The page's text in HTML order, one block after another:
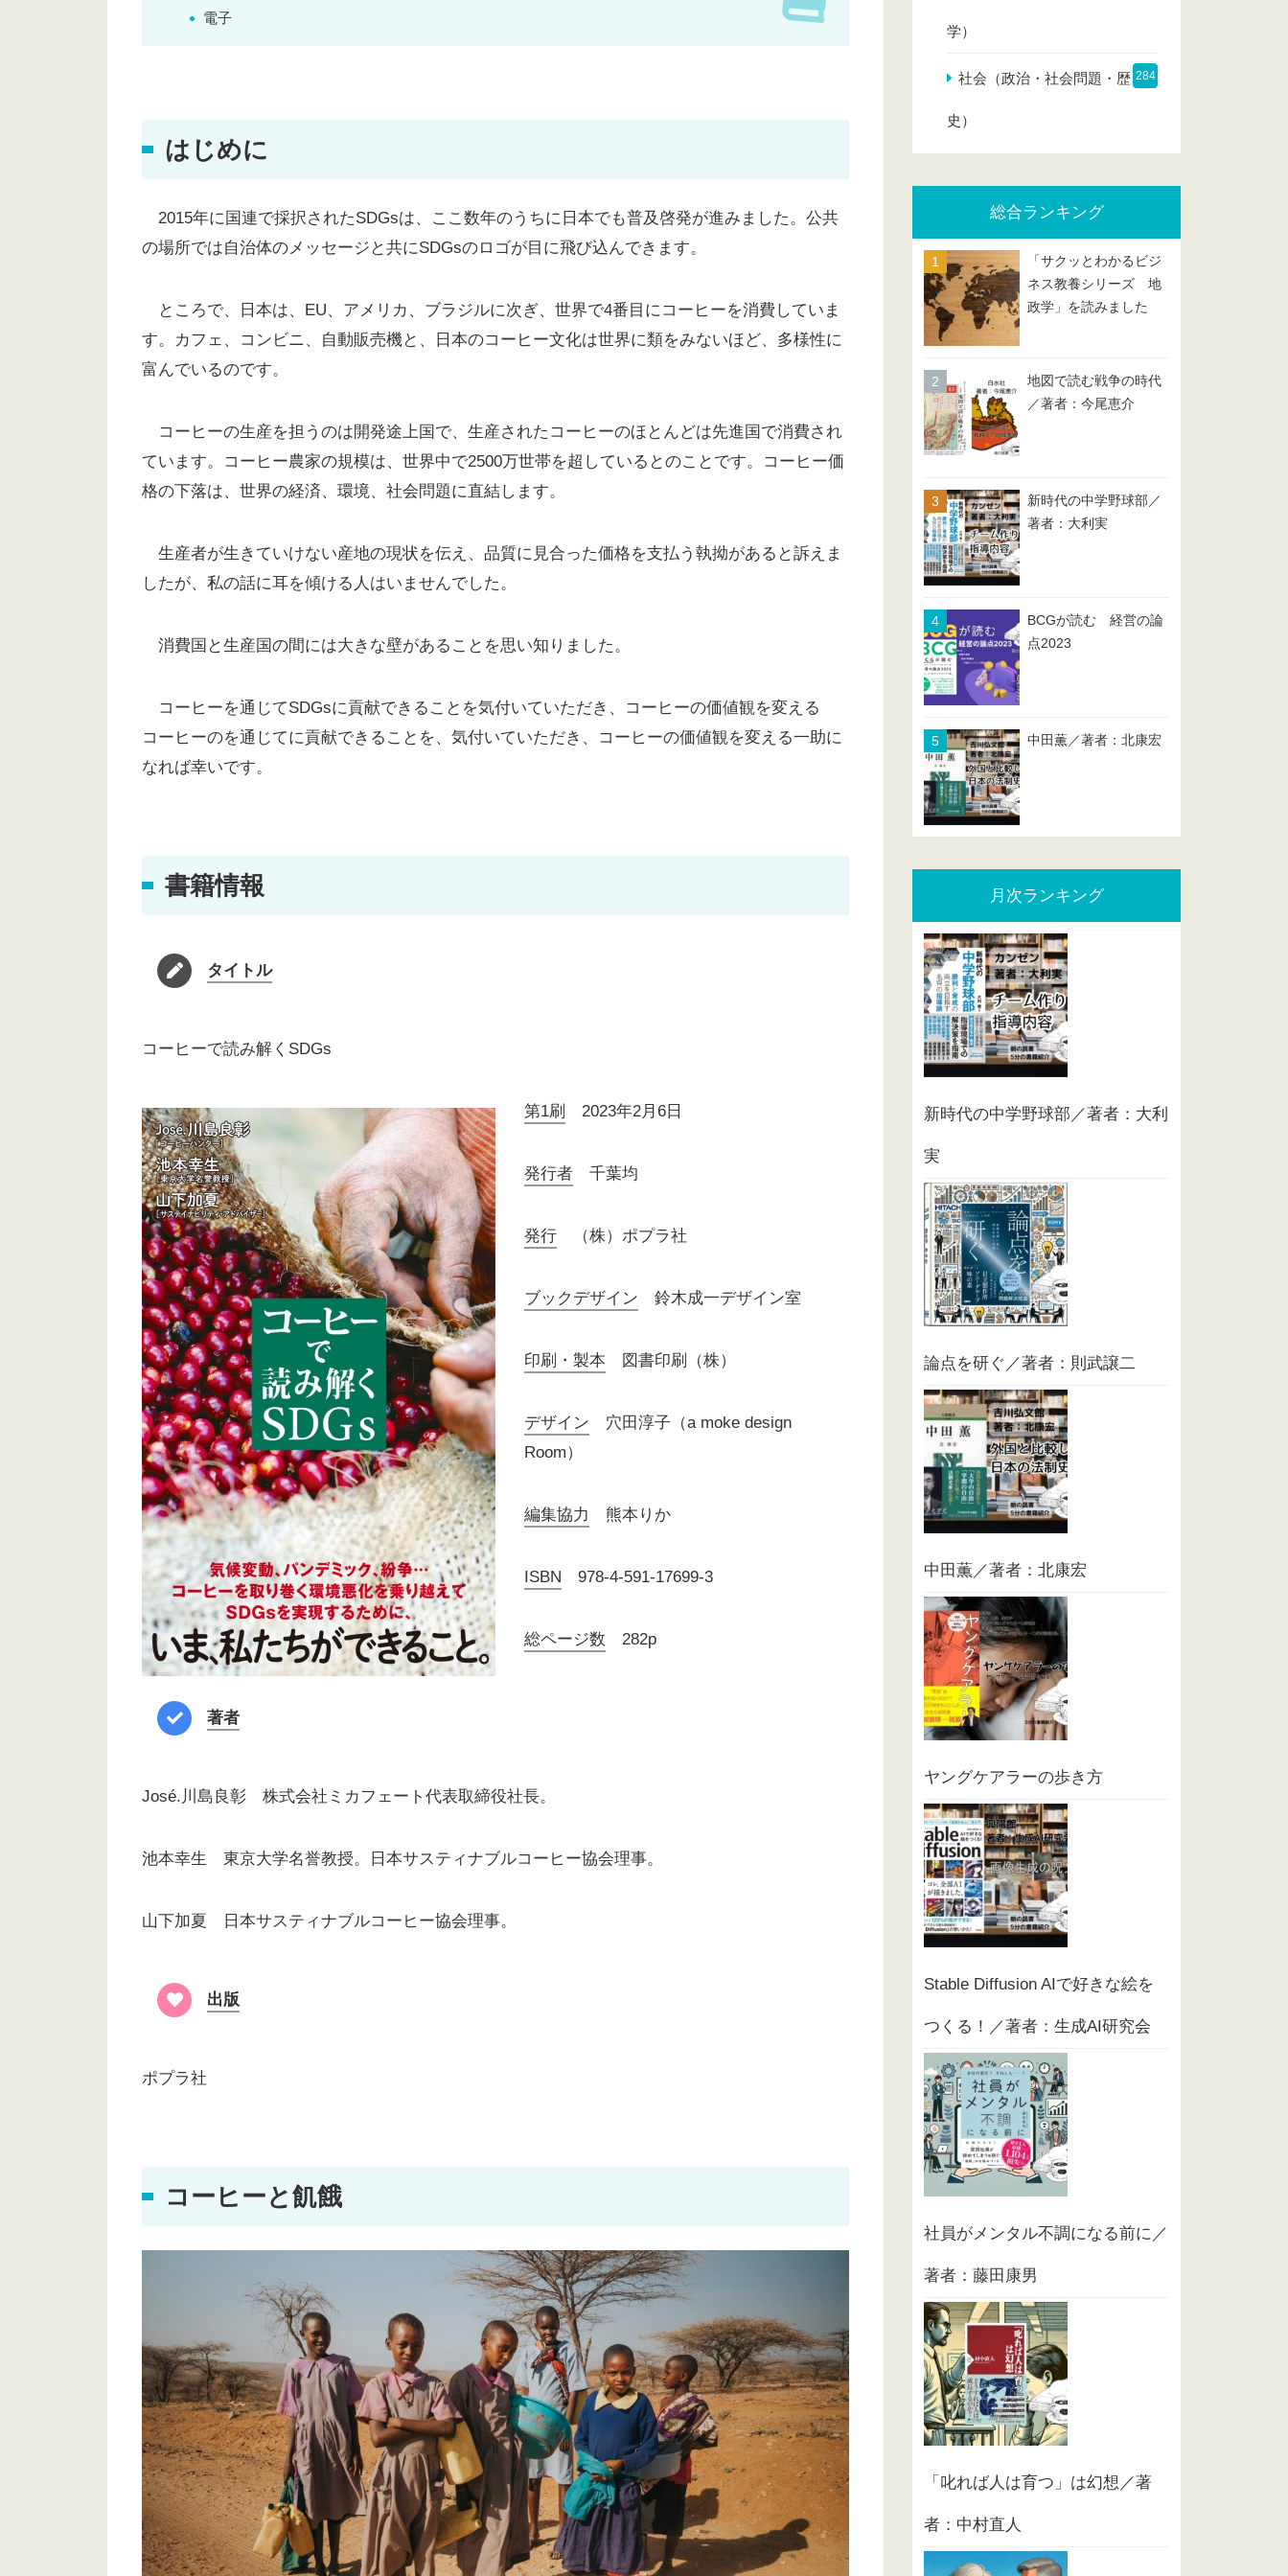
電子
はじめに
2015年に国連で採択されたSDGsは、ここ数年のうちに日本でも普及啓発が進みました。公共
の場所では自治体のメッセージと共にSDGsのロゴが目に飛び込んできます。
ところで、日本は、EU、アメリカ、ブラジルに次ぎ、世界で4番目にコーヒーを消費していま
す。カフェ、コンビニ、自動販売機と、日本のコーヒー文化は世界に類をみないほど、多様性に
富んでいるのです。
コーヒーの生産を担うのは開発途上国で、生産されたコーヒーのほとんどは先進国で消費され
ています。コーヒー農家の規模は、世界中で2500万世帯を超しているとのことです。コーヒー価
格の下落は、世界の経済、環境、社会問題に直結します。
生産者が生きていけない産地の現状を伝え、品質に見合った価格を支払う執拗があると訴えま
したが、私の話に耳を傾ける人はいませんでした。
消費国と生産国の間には大きな壁があることを思い知りました。
コーヒーを通じてSDGsに貢献できることを気付いていただき、コーヒーの価値観を変える
コーヒーのを通じてに貢献できることを、気付いていただき、コーヒーの価値観を変える一助に
なれば幸いです。
書籍情報
タイトル
コーヒーで読み解くSDGs
第1刷 2023年2月6日
発行者千葉均
発行（株）ポプラ社
ブックデザイン 鈴木成一デザイン室
印刷・製本 図書印刷（株）
デザイン 穴田淳子（a moke design
Room）
編集協力 熊本りか
ISBN 978-4-591-17699-3
総ページ数 282p
著者
José.川島良彰 株式会社ミカフェート代表取締役社長。
池本幸生 東京大学名誉教授。日本サスティナブルコーヒー協会理事。
山下加夏 日本サスティナブルコーヒー協会理事。
出版
ポプラ社
コーヒーと飢餓
学）
社会（政治・社会問題・歴
史）
284
総合ランキング
「サクッとわかるビジ
ネス教養シリーズ 地
政学」を読みました
地図で読む戦争の時代
／著者：今尾恵介
新時代の中学野球部／
著者：大利実
BCGが読む 経営の論
点2023
中田薫／著者：北康宏
月次ランキング
新時代の中学野球部／著者：大利
実
論点を研ぐ／著者：則武譲二
中田薫／著者：北康宏
ヤングケアラーの歩き方
Stable Diffusion AIで好きな絵を
つくる！／著者：生成AI研究会
社員がメンタル不調になる前に／
著者：藤田康男
「叱れば人は育つ」は幻想／著
者：中村直人